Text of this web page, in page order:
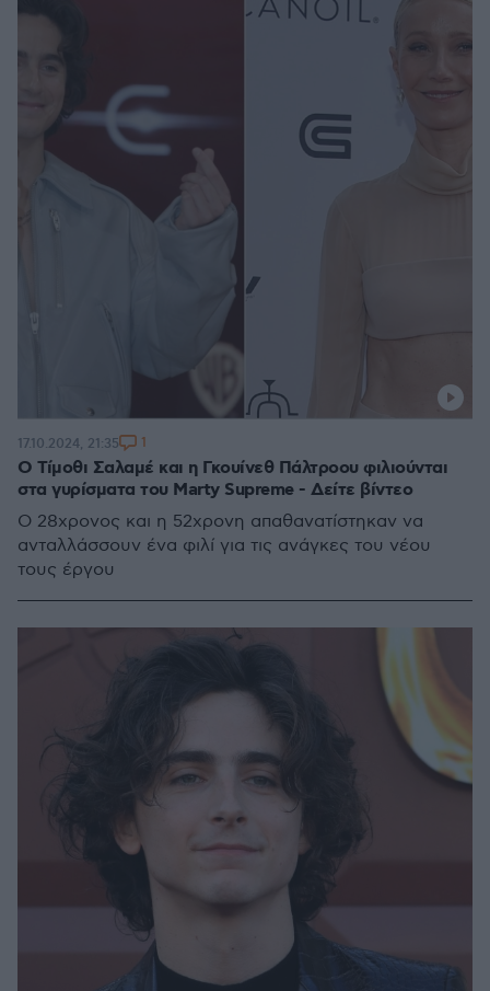
Ο Τίμοθι Σαλαμέ και η Γκουίνεθ Πάλτροου φιλιούνται
στα γυρίσματα του Marty Supreme - Δείτε βίντεο
Ο 28χρονος και η 52χρονη απαθανατίστηκαν να
ανταλλάσσουν ένα φιλί για τις ανάγκες του νέου
τους έργου
17.10.2024, 21:35 1